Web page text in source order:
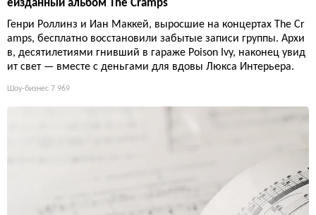
еизданный альбом The Cramps
Генри Роллинз и Иан Маккей, выросшие на концертах The Cr
amps, бесплатно восстановили забытые записи группы. Архи
в, десятилетиями гнивший в гараже Poison Ivy, наконец увид
ит свет — вместе с деньгами для вдовы Люкса Интерьера.
Шоу-бизнес 7 969